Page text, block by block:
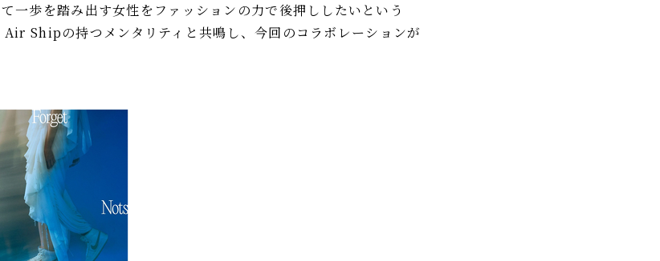
一歩を踏み出す女性をファッションの力で後押ししたいという
Shipの持つメンタリティと共鳴し、今回のコラボレーションが